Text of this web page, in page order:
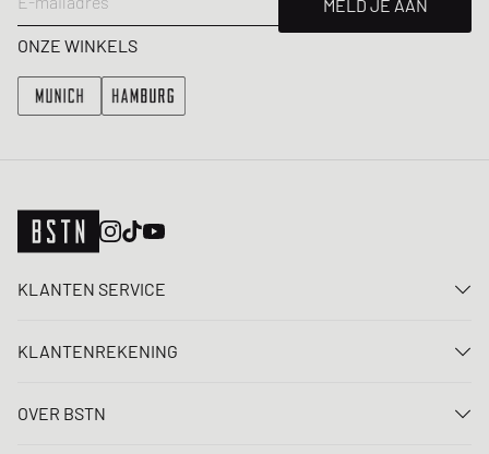
MELD JE AAN
ONZE WINKELS
KLANTEN SERVICE
FAQ
KLANTENREKENING
Registreren
OVER BSTN